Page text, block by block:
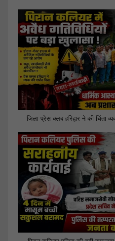
जिला प्रेस क्लब हरिद्वार ने की चिंता